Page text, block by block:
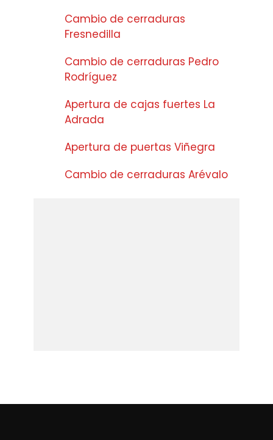
Cambio de cerraduras
Fresnedilla
Cambio de cerraduras Pedro
Rodríguez
Apertura de cajas fuertes La
Adrada
Apertura de puertas Viñegra
Cambio de cerraduras Arévalo